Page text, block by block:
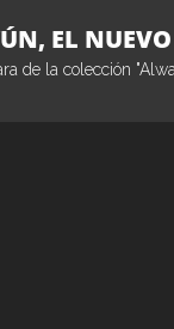
EL NUEVO
de la colección